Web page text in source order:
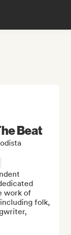
Beat
work of
folk,